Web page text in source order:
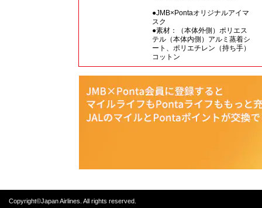
●JMB×Pontaオリジナルアイマ
スク
●素材：（本体外側）ポリエス
テル（本体内側）アルミ蒸着シ
ート、ポリエチレン（持ち手）
コットン
Copyright©Japan Airlines. All rights reserved.